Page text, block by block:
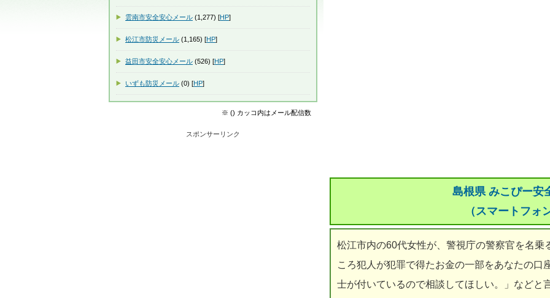
島根県 みこぴー安
（スマートフォ
松江市内の60代女性が、警視庁の警察官を名乗
ころ犯人が犯罪で得たお金の一部をあなたの口
士が付いているので相談してほしい。」などと
雲南市安全安心メール (1,277) [HP]
松江市防災メール (1,165) [HP]
益田市安全安心メール (526) [HP]
いずも防災メール (0) [HP]
※ () カッコ内はメール配信数
スポンサーリンク